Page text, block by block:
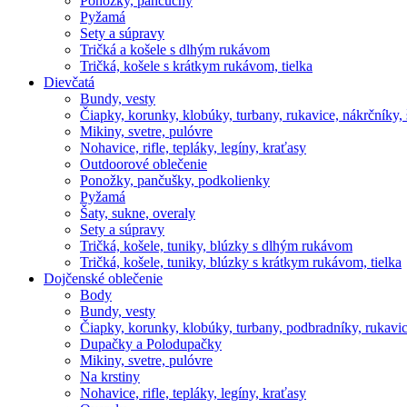
Pyžamá
Sety a súpravy
Tričká a košele s dlhým rukávom
Tričká, košele s krátkym rukávom, tielka
Dievčatá
Bundy, vesty
Čiapky, korunky, klobúky, turbany, rukavice, nákrčníky,
Mikiny, svetre, pulóvre
Nohavice, rifle, tepláky, legíny, kraťasy
Outdoorové oblečenie
Ponožky, pančušky, podkolienky
Pyžamá
Šaty, sukne, overaly
Sety a súpravy
Tričká, košele, tuniky, blúzky s dlhým rukávom
Tričká, košele, tuniky, blúzky s krátkym rukávom, tielka
Dojčenské oblečenie
Body
Bundy, vesty
Čiapky, korunky, klobúky, turbany, podbradníky,
Dupačky a Polodupačky
Mikiny, svetre, pulóvre
Na krstiny
Nohavice, rifle, tepláky, legíny, kraťasy